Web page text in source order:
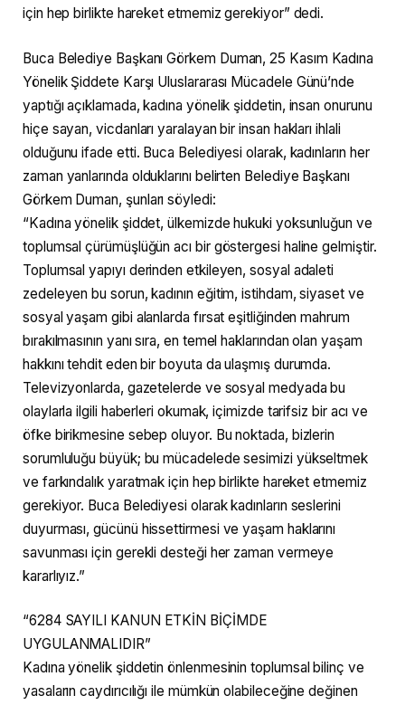
için hep birlikte hareket etmemiz gerekiyor” dedi.
Buca Belediye Başkanı Görkem Duman, 25 Kasım Kadına
Yönelik Şiddete Karşı Uluslararası Mücadele Günü’nde
yaptığı açıklamada, kadına yönelik şiddetin, insan onurunu
hiçe sayan, vicdanları yaralayan bir insan hakları ihlali
olduğunu ifade etti. Buca Belediyesi olarak, kadınların her
zaman yanlarında olduklarını belirten Belediye Başkanı
Görkem Duman, şunları söyledi:
“Kadına yönelik şiddet, ülkemizde hukuki yoksunluğun ve
toplumsal çürümüşlüğün acı bir göstergesi haline gelmiştir.
Toplumsal yapıyı derinden etkileyen, sosyal adaleti
zedeleyen bu sorun, kadının eğitim, istihdam, siyaset ve
sosyal yaşam gibi alanlarda fırsat eşitliğinden mahrum
bırakılmasının yanı sıra, en temel haklarından olan yaşam
hakkını tehdit eden bir boyuta da ulaşmış durumda.
Televizyonlarda, gazetelerde ve sosyal medyada bu
olaylarla ilgili haberleri okumak, içimizde tarifsiz bir acı ve
öfke birikmesine sebep oluyor. Bu noktada, bizlerin
sorumluluğu büyük; bu mücadelede sesimizi yükseltmek
ve farkındalık yaratmak için hep birlikte hareket etmemiz
gerekiyor. Buca Belediyesi olarak kadınların seslerini
duyurması, gücünü hissettirmesi ve yaşam haklarını
savunması için gerekli desteği her zaman vermeye
kararlıyız.”
“6284 SAYILI KANUN ETKİN BİÇİMDE
UYGULANMALIDIR”
Kadına yönelik şiddetin önlenmesinin toplumsal bilinç ve
yasaların caydırıcılığı ile mümkün olabileceğine değinen